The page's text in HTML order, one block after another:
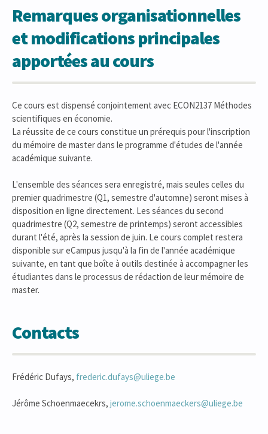
Remarques organisationnelles
et modifications principales
apportées au cours
Ce cours est dispensé conjointement avec ECON2137 Méthodes
scientifiques en économie.
La réussite de ce cours constitue un prérequis pour l'inscription
du mémoire de master dans le programme d'études de l'année
académique suivante.
L'ensemble des séances sera enregistré, mais seules celles du
premier quadrimestre (Q1, semestre d'automne) seront mises à
disposition en ligne directement. Les séances du second
quadrimestre (Q2, semestre de printemps) seront accessibles
durant l'été, après la session de juin. Le cours complet restera
disponible sur eCampus jusqu'à la fin de l'année académique
suivante, en tant que boîte à outils destinée à accompagner les
étudiantes dans le processus de rédaction de leur mémoire de
master.
Contacts
Frédéric Dufays, frederic.dufays@uliege.be
Jérôme Schoenmaecekrs, jerome.schoenmaeckers@uliege.be